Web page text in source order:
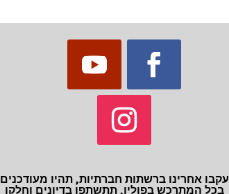
עקבו אחרינו ברשתות חברתיות, תהיו מעודכנים
בכל המתרכש בפולין, תתשתפו בדיונים וחלקו